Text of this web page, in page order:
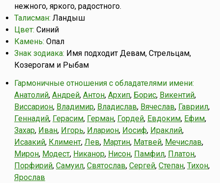
нежного, яркого, радостного.
Талисман: Ландыш
Цвет: Синий
Камень: Опал
Знак зодиака: Имя подходит Девам, Стрельцам,
Козерогам и Рыбам
Гармоничные отношения с обладателями имени:
Анатолий, Андрей, Антон, Архип, Борис, Викентий,
Виссарион, Владимир, Владислав, Вячеслав, Гавриил,
Геннадий, Герасим, Герман, Гордей, Евдоким, Ефим,
Захар, Иван, Игорь, Иларион, Иосиф, Ираклий,
Исаакий, Климент, Лев, Мартин, Матвей, Мечислав,
Мирон, Модест, Никанор, Нисон, Памфил, Платон,
Порфирий, Самуил, Святослав, Сергей, Степан, Тихон,
Ярослав